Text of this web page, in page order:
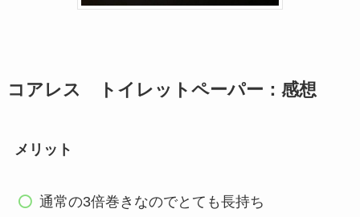
コアレス トイレットペーパー：感想
メリット
通常の3倍巻きなのでとても長持ち